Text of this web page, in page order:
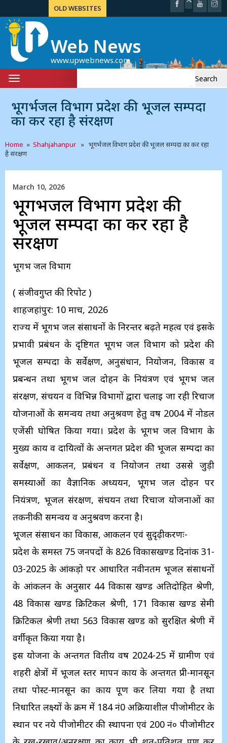
OLD WEBSITES
Web News
www.upwebnews.com
Toggle
navigation
भूगर्भजल विभाग प्रदेश की भूजल सम्पदा
का कर रहा है संरक्षण
Home » Shahjahanpur » भूगर्भजल विभाग प्रदेश की भूजल सम्पदा का कर रहा
है संरक्षण
March 10, 2026
भूगर्भजल विभाग प्रदेश की
भूजल सम्पदा का कर रहा है
संरक्षण
भूगर्भ जल विभाग
( संजीवगुप्त की रिपोर्ट )
शाहजहांपुर: 10 मार्च, 2026
राज्य में भूगर्भ जल संसाधनों के निरन्तर बढ़ते महत्व एवं इसके
प्रभावी प्रबंधन के दृष्टिगत भूगर्भ जल विभाग को प्रदेश की
भूजल सम्पदा के सर्वेक्षण, अनुसंधान, नियोजन, विकास व
प्रबन्धन तथा भूगर्भ जल दोहन के नियंत्रण एवं भूगर्भ जल
संरक्षण, संचयन व विभिन्न विभागों द्वारा चलाई जा रही रिचार्ज
योजनाओं के समन्वय तथा अनुश्रवण हेतु वर्ष 2004 में नोडल
एजेंसी घोषित किया गया। प्रदेश के भूगर्भ जल विभाग के
मुख्य कार्य व दायित्वों के अन्तर्गत प्रदेश की भूजल सम्पदा का
सर्वेक्षण, आकलन, प्रबंधन व नियोजन तथा उससे जुड़ी
समस्याओं का वैज्ञानिक अध्ययन, भूगर्भ जल दोहन पर
नियंत्रण, भूजल संरक्षण, संचयन तथा रिचार्ज योजनाओं का
तकनीकी समन्वय व अनुश्रवण करना है।
भूजल संसाधन का विकास, आकलन एवं सुदृढ़ीकरणः-
प्रदेश के समस्त 75 जनपदों के 826 विकासखण्ड दिनांक 31-
03-2025 के आंकड़ो पर आधारित नवीनतम भूजल संसाधनों
के आंकलन के अनुसार 44 विकास खण्ड अतिदोहित श्रेणी,
48 विकास खण्ड क्रिटिकल श्रेणी, 171 विकास खण्ड सेमी
क्रिटिकल श्रेणी तथा 563 विकास खण्ड को सुरक्षित श्रेणी में
वर्गीकृत किया गया है।
इस योजना के अन्तर्गत वितीय वर्ष 2024-25 में ग्रामीण एवं
शहरी क्षेत्रों में भूजल स्तर मापन कार्य के अन्तर्गत प्री-मानसून
तथा पोस्ट-मानसून का कार्य पूर्ण कर लिया गया है तथा
निर्धारित लक्ष्यों के क्रम में 184 नं0 अक्रियाशील पीजोमीटर के
स्थान पर नये पीजोमीटर की स्थापना एवं 200 नं० पीजोमीटर